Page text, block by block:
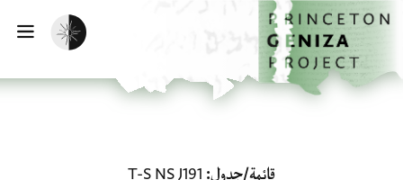
إلى المحتوى الرئيسي
الرئيسية
تفعيل الوضع المظلم
قائمة/جدول T-S NS J191